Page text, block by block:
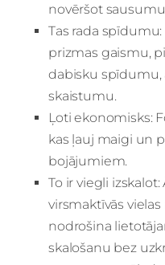
novēršot
Tas rada
prizmas gaismu,
dabisku spīdumu,
skaistumu.
Ļoti ekonomisks:
kas ļauj maigi un
bojājumiem.
To ir viegli
virsmaktīvās
nodrošina
skalošanu bez